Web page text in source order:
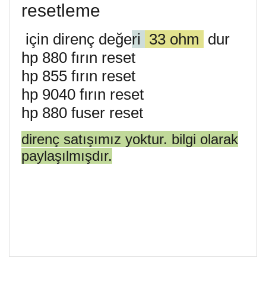
resetleme
için direnç değeri 33 ohm dur
hp 880 fırın reset
hp 855 fırın reset
hp 9040 fırın reset
hp 880 fuser reset
direnç satışımız yoktur. bilgi olarak
paylaşılmışdır.
Bu ürünün fiyat bilgisi, resim, ürün açıklamalarında ve diğer